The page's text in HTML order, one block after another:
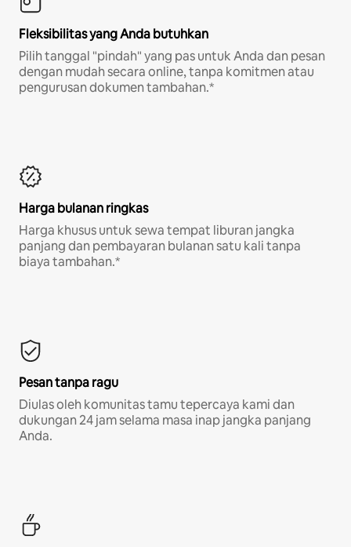
Fleksibilitas yang Anda butuhkan
Pilih tanggal "pindah" yang pas untuk Anda dan pesan
dengan mudah secara online, tanpa komitmen atau
pengurusan dokumen tambahan.*
Harga bulanan ringkas
Harga khusus untuk sewa tempat liburan jangka
panjang dan pembayaran bulanan satu kali tanpa
biaya tambahan.*
Pesan tanpa ragu
Diulas oleh komunitas tamu tepercaya kami dan
dukungan 24 jam selama masa inap jangka panjang
Anda.